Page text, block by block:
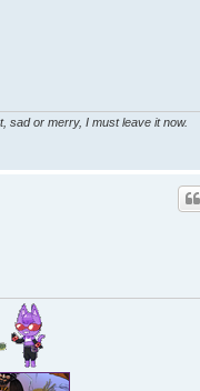
sad or merry, I must leave it now.